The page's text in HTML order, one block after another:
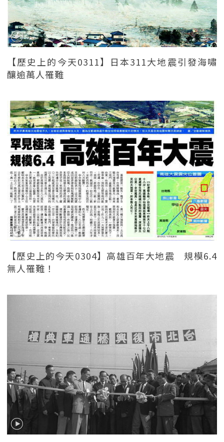
【歷史上的今天0311】日本311大地震引發海嘯
釀逾萬人罹難
【歷史上的今天0304】高雄百年大地震 規模6.4
無人罹難！